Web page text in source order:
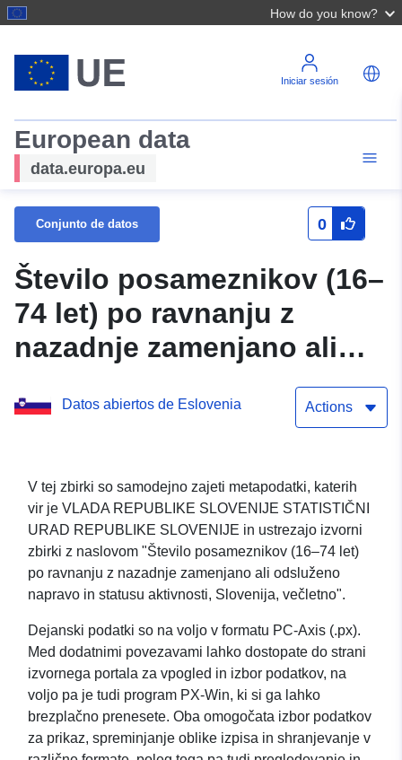
How do you know?
Iniciar sesión
European data
data.europa.eu
Conjunto de datos 0
Število posameznikov (16–
74 let) po ravnanju z
nazadnje zamenjano ali
odsluženo napravo in
statusu aktivnosti,
Datos abiertos de Eslovenia Actions
V tej zbirki so samodejno zajeti metapodatki, katerih
vir je VLADA REPUBLIKE SLOVENIJE STATISTIČNI
URAD REPUBLIKE SLOVENIJE in ustrezajo izvorni
zbirki z naslovom "Število posameznikov (16–74 let)
po ravnanju z nazadnje zamenjano ali odsluženo
napravo in statusu aktivnosti, Slovenija, večletno".
Dejanski podatki so na voljo v formatu PC-Axis (.px).
Med dodatnimi povezavami lahko dostopate do strani
izvornega portala za vpogled in izbor podatkov, na
voljo pa je tudi program PX-Win, ki si ga lahko
brezplačno prenesete. Oba omogočata izbor podatkov
za prikaz, spreminjanje oblike izpisa in shranjevanje v